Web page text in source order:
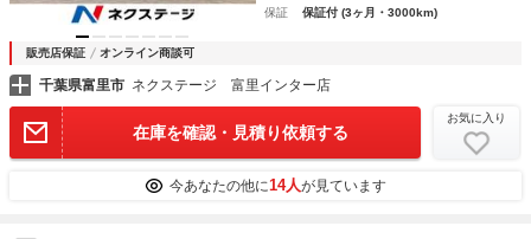
保証
保証付 (3ヶ月・3000km)
販売店保証 オンライン商談可
千葉県富里市 ネクステージ 富里インター店
在庫を確認・見積り依頼する
お気に入り
今あなたの他に14人が見ています